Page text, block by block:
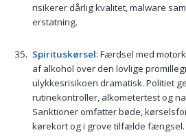
risikerer dårlig kvalitet, malware
erstatning.
Spirituskørsel: Færdsel med
af alkohol over den lovlige
ulykkesrisikoen dramatisk. Politiet
rutinekontroller, alkometertest og
Sanktioner omfatter bøde,
kørekort og i grove tilfælde fængsel.